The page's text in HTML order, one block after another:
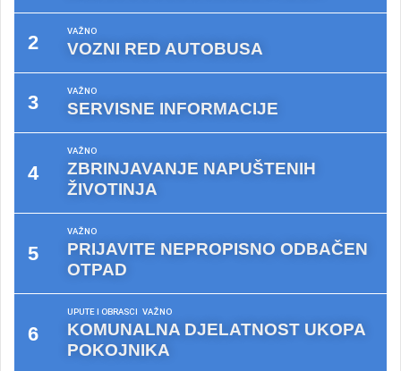
VAŽNO
VOZNI RED AUTOBUSA
VAŽNO
SERVISNE INFORMACIJE
VAŽNO
ZBRINJAVANJE NAPUŠTENIH
ŽIVOTINJA
VAŽNO
PRIJAVITE NEPROPISNO ODBAČEN
OTPAD
UPUTE I OBRASCI VAŽNO
KOMUNALNA DJELATNOST UKOPA
POKOJNIKA